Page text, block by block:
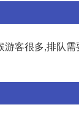
客很多,排队